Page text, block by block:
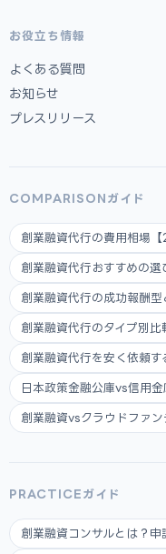
お役立ち情報
よくある質問
お知らせ
プレスリリース
COMPARISONガイド
創業融資代行の費用相場
創業融資代行おすすめの
創業融資代行の成功報酬
創業融資代行のタイプ別
創業融資代行を安く依頼
日本政策金融公庫vs信用金
創業融資vsクラウドファン
PRACTICEガイド
創業融資コンサルとは？申